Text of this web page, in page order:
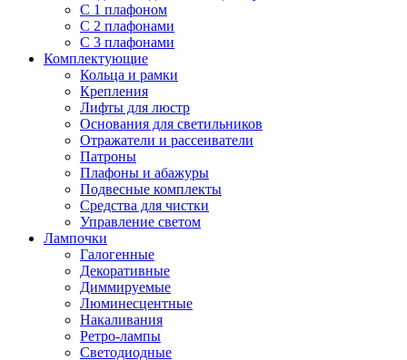
С 1 плафоном
С 2 плафонами
С 3 плафонами
Комплектующие
Кольца и рамки
Крепления
Лифты для люстр
Основания для светильников
Отражатели и рассеиватели
Патроны
Плафоны и абажуры
Подвесные комплекты
Средства для чистки
Управление светом
Лампочки
Галогенные
Декоративные
Диммируемые
Люминесцентные
Накаливания
Ретро-лампы
Светодиодные